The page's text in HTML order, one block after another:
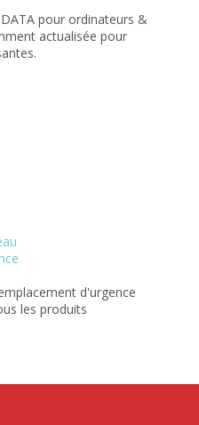
pour ordinateurs &
actualisée pour
d'urgence
les produits